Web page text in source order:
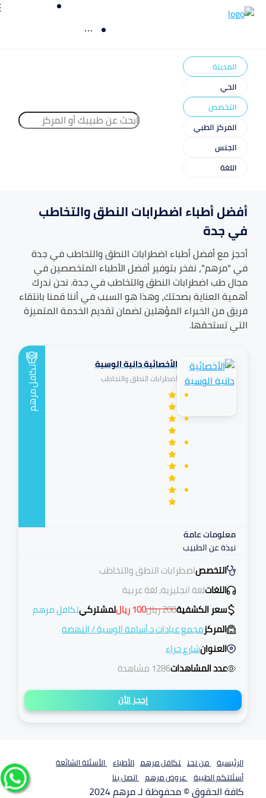
المدينة
الحي
التخصص
المركز الطبي
الجنس
اللغة
أفضل أطباء اضطرابات النطق والتخاطب
في جدة
أحجز مع أفضل أطباء اضطرابات النطق والتخاطبفيجدة
في "مرهم"، نفخر بتوفير أفضل الأطباء المتخصصين في
مجال طباضطرابات النطق والتخاطبفيجدة. نحن ندرك
أهمية العناية بصحتك، وهذا هو السبب في أننا قمنا بانتقاء
فريق من الخبراء المؤهلين لضمان تقديم الخدمة المتميزة
التي تستحقها.
الأخصائية دانية الوسية
اضطرابات النطق والتخاطب تكافل
مرهم
معلومات عامة
نبذة عن الطبيب
التخصصاضطرابات النطق والتخاطب
اللغاتلغة انجليزية, لغة عربية
سعر الكشفية200ريال100رياللمشتركيتكافل مرهم
المركزمجمع عيادات د.أسامة الوسية/النهضة
العنوانشارع حراء
عدد المشاهدات1286 مشاهدة
إحجز الأن
الرئيسية من نحن تكافل مرهم الأطباء الأسئلة الشائعة
أسئلتكم الطبية عروض مرهم اتصل بنا
كافة الحقوق © محفوظة لـ مرهم 2024